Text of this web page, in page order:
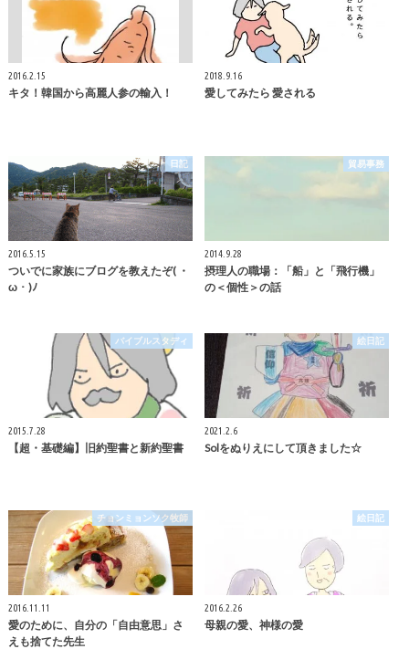
2016.2.15
キタ！韓国から高麗人参の輸入！
2018.9.16
愛してみたら 愛される
日記
2016.5.15
ついでに家族にブログを教えたぞ( ・
ω・)ﾉ
貿易事務
2014.9.28
摂理人の職場：「船」と「飛行機」
の＜個性＞の話
バイブルスタディ
2015.7.28
【超・基礎編】旧約聖書と新約聖書
絵日記
2021.2.6
Solをぬりえにして頂きました☆
チョンミョンソク牧師
2016.11.11
愛のために、自分の「自由意思」さ
えも捨てた先生
絵日記
2016.2.26
母親の愛、神様の愛